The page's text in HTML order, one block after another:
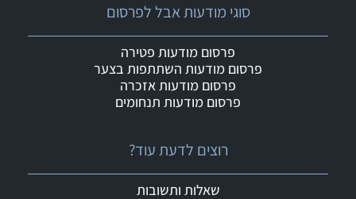
רוצים לדעת עוד?
שאלות ותשובות
סוגי מודעות אבל לפרסום
פרסום מודעות פטירה
פרסום מודעות השתתפות בצער
פרסום מודעות אזכרה
פרסום מודעות תנחומים